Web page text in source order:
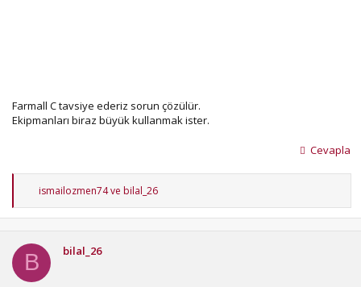
Farmall C tavsiye ederiz sorun çözülür.
Ekipmanları biraz büyük kullanmak ister.
Cevapla
T
p
e
r
ismailozmen74ve bilal_26
B bilal_26